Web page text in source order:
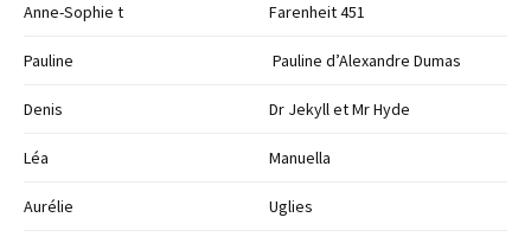
Anne-Sophie t Farenheit 451
Pauline Pauline d’Alexandre Dumas
Denis Dr Jekyll et Mr Hyde
Léa Manuella
Aurélie Uglies